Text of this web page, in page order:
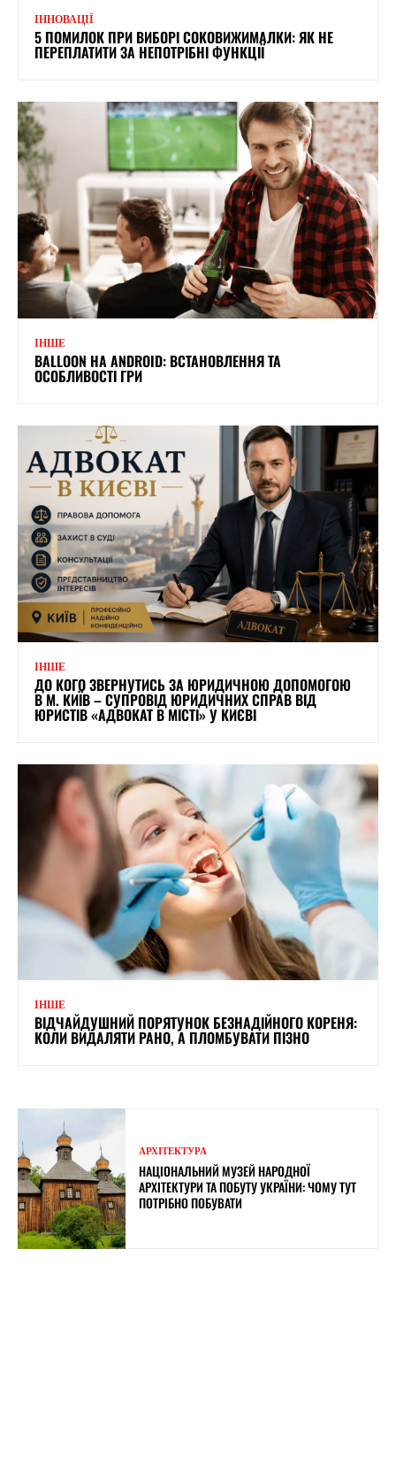
ІННОВАЦІЇ
5 ПОМИЛОК ПРИ ВИБОРІ СОКОВИЖИМАЛКИ: ЯК НЕ
ПЕРЕПЛАТИТИ ЗА НЕПОТРІБНІ ФУНКЦІЇ
ІНШЕ
BALLOON НА ANDROID: ВСТАНОВЛЕННЯ ТА
ОСОБЛИВОСТІ ГРИ
ІНШЕ
ДО КОГО ЗВЕРНУТИСЬ ЗА ЮРИДИЧНОЮ ДОПОМОГОЮ
В М. КИЇВ – СУПРОВІД ЮРИДИЧНИХ СПРАВ ВІД
ЮРИСТІВ «АДВОКАТ В МІСТІ» У КИЄВІ
ІНШЕ
ВІДЧАЙДУШНИЙ ПОРЯТУНОК БЕЗНАДІЙНОГО КОРЕНЯ:
КОЛИ ВИДАЛЯТИ РАНО, А ПЛОМБУВАТИ ПІЗНО
АРХІТЕКТУРА
НАЦІОНАЛЬНИЙ МУЗЕЙ НАРОДНОЇ
АРХІТЕКТУРИ ТА ПОБУТУ УКРАЇНИ: ЧОМУ ТУТ
ПОТРІБНО ПОБУВАТИ